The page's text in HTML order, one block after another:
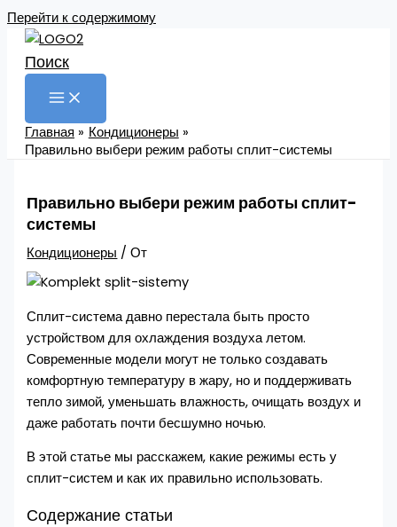
Перейти к содержимому
Поиск
Главная
Кондиционеры
Правильно выбери режим работы сплит-системы
Правильно выбери режим работы сплит-
системы
Кондиционеры / От
Сплит-система давно перестала быть просто
устройством для охлаждения воздуха летом.
Современные модели могут не только создавать
комфортную температуру в жару, но и поддерживать
тепло зимой, уменьшать влажность, очищать воздух и
даже работать почти бесшумно ночью.
В этой статье мы расскажем, какие режимы есть у
сплит-систем и как их правильно использовать.
Содержание статьи